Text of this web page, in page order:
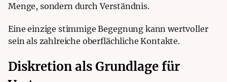
Menge, sondern durch Verständnis.
Eine einzige stimmige Begegnung kann wertvoller
sein als zahlreiche oberflächliche Kontakte.
Diskretion als Grundlage für